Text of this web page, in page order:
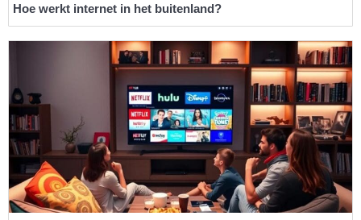
Hoe werkt internet in het buitenland?